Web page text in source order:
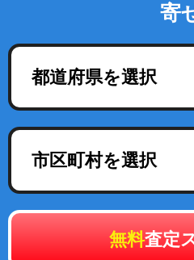
寄
都道府県を選択
市区町村を選択
無料査定